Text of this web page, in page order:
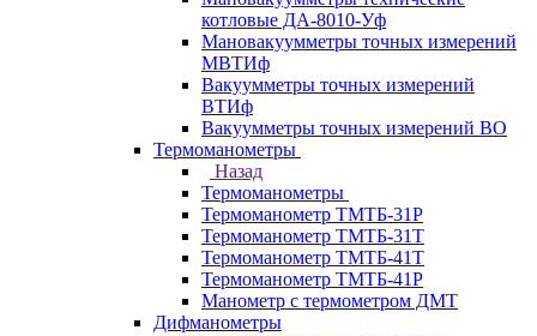
котловые ДА-8010-Уф
Мановакуумметры точных измерений
МВТИф
Вакуумметры точных измерений
ВТИф
Вакуумметры точных измерений ВО
Термоманометры
Назад
Термоманометры
Термоманометр ТМТБ-31Р
Термоманометр ТМТБ-31Т
Термоманометр ТМТБ-41Т
Термоманометр ТМТБ-41Р
Манометр с термометром ДМТ
Дифманометры